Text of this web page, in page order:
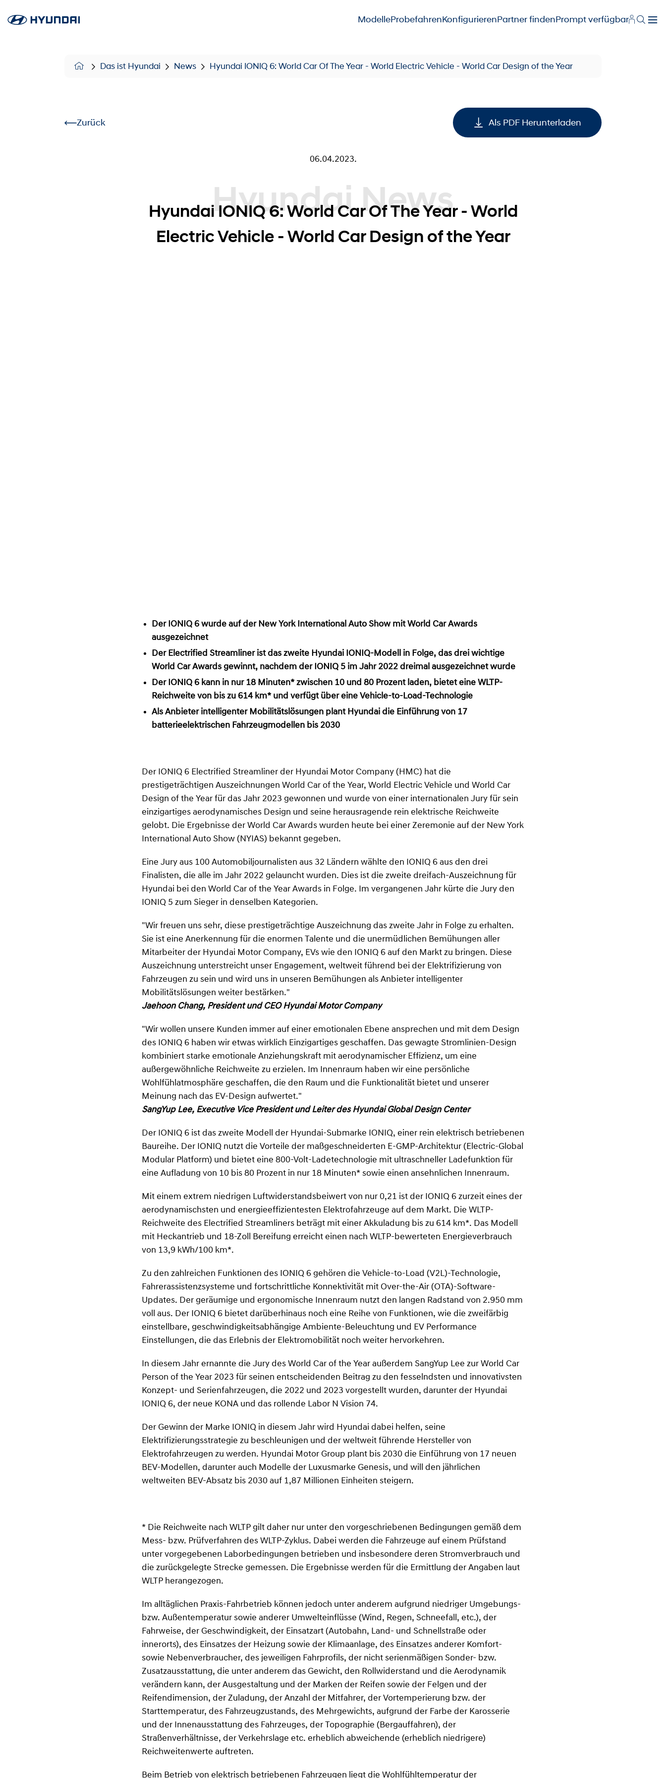
ModelleProbefahrenKonfigurierenPartner findenPrompt verfügbar
Das ist Hyundai News Hyundai IONIQ 6: World Car Of The Year - World Electric Vehicle - World Car Design of the Year
Zurück Als PDF Herunterladen
06.04.2023.
Hyundai News
Hyundai IONIQ 6: World Car Of The Year - World
Electric Vehicle - World Car Design of the Year
Der IONIQ 6 wurde auf der New York International Auto Show mit World Car Awards
ausgezeichnet
Der Electrified Streamliner ist das zweite Hyundai IONIQ-Modell in Folge, das drei wichtige
World Car Awards gewinnt, nachdem der IONIQ 5 im Jahr 2022 dreimal ausgezeichnet wurde
Der IONIQ 6 kann in nur 18 Minuten* zwischen 10 und 80 Prozent laden, bietet eine WLTP-
Reichweite von bis zu 614 km* und verfügt über eine Vehicle-to-Load-Technologie
Als Anbieter intelligenter Mobilitätslösungen plant Hyundai die Einführung von 17
batterieelektrischen Fahrzeugmodellen bis 2030
Der IONIQ 6 Electrified Streamliner der Hyundai Motor Company (HMC) hat die
prestigeträchtigen Auszeichnungen World Car of the Year, World Electric Vehicle und World Car
Design of the Year für das Jahr 2023 gewonnen und wurde von einer internationalen Jury für sein
einzigartiges aerodynamisches Design und seine herausragende rein elektrische Reichweite
gelobt. Die Ergebnisse der World Car Awards wurden heute bei einer Zeremonie auf der New York
International Auto Show (NYIAS) bekannt gegeben.
Eine Jury aus 100 Automobiljournalisten aus 32 Ländern wählte den IONIQ 6 aus den drei
Finalisten, die alle im Jahr 2022 gelauncht wurden. Dies ist die zweite dreifach-Auszeichnung für
Hyundai bei den World Car of the Year Awards in Folge. Im vergangenen Jahr kürte die Jury den
IONIQ 5 zum Sieger in denselben Kategorien.
"Wir freuen uns sehr, diese prestigeträchtige Auszeichnung das zweite Jahr in Folge zu erhalten.
Sie ist eine Anerkennung für die enormen Talente und die unermüdlichen Bemühungen aller
Mitarbeiter der Hyundai Motor Company, EVs wie den IONIQ 6 auf den Markt zu bringen. Diese
Auszeichnung unterstreicht unser Engagement, weltweit führend bei der Elektrifizierung von
Fahrzeugen zu sein und wird uns in unseren Bemühungen als Anbieter intelligenter
Mobilitätslösungen weiter bestärken."
Jaehoon Chang, President und CEO Hyundai Motor Company
"Wir wollen unsere Kunden immer auf einer emotionalen Ebene ansprechen und mit dem Design
des IONIQ 6 haben wir etwas wirklich Einzigartiges geschaffen. Das gewagte Stromlinien-Design
kombiniert starke emotionale Anziehungskraft mit aerodynamischer Effizienz, um eine
außergewöhnliche Reichweite zu erzielen. Im Innenraum haben wir eine persönliche
Wohlfühlatmosphäre geschaffen, die den Raum und die Funktionalität bietet und unserer
Meinung nach das EV-Design aufwertet."
SangYup Lee, Executive Vice President und Leiter des Hyundai Global Design Center
Der IONIQ 6 ist das zweite Modell der Hyundai-Submarke IONIQ, einer rein elektrisch betriebenen
Baureihe. Der IONIQ nutzt die Vorteile der maßgeschneiderten E-GMP-Architektur (Electric-Global
Modular Platform) und bietet eine 800-Volt-Ladetechnologie mit ultraschneller Ladefunktion für
eine Aufladung von 10 bis 80 Prozent in nur 18 Minuten* sowie einen ansehnlichen Innenraum.
Mit einem extrem niedrigen Luftwiderstandsbeiwert von nur 0,21 ist der IONIQ 6 zurzeit eines der
aerodynamischsten und energieeffizientesten Elektrofahrzeuge auf dem Markt. Die WLTP-
Reichweite des Electrified Streamliners beträgt mit einer Akkuladung bis zu 614 km*. Das Modell
mit Heckantrieb und 18-Zoll Bereifung erreicht einen nach WLTP-bewerteten Energieverbrauch
von 13,9 kWh/100 km*.
Zu den zahlreichen Funktionen des IONIQ 6 gehören die Vehicle-to-Load (V2L)-Technologie,
Fahrerassistenzsysteme und fortschrittliche Konnektivität mit Over-the-Air (OTA)-Software-
Updates. Der geräumige und ergonomische Innenraum nutzt den langen Radstand von 2.950 mm
voll aus. Der IONIQ 6 bietet darüberhinaus noch eine Reihe von Funktionen, wie die zweifärbig
einstellbare, geschwindigkeitsabhängige Ambiente-Beleuchtung und EV Performance
Einstellungen, die das Erlebnis der Elektromobilität noch weiter hervorkehren.
In diesem Jahr ernannte die Jury des World Car of the Year außerdem SangYup Lee zur World Car
Person of the Year 2023 für seinen entscheidenden Beitrag zu den fesselndsten und innovativsten
Konzept- und Serienfahrzeugen, die 2022 und 2023 vorgestellt wurden, darunter der Hyundai
IONIQ 6, der neue KONA und das rollende Labor N Vision 74.
Der Gewinn der Marke IONIQ in diesem Jahr wird Hyundai dabei helfen, seine
Elektrifizierungsstrategie zu beschleunigen und der weltweit führende Hersteller von
Elektrofahrzeugen zu werden. Hyundai Motor Group plant bis 2030 die Einführung von 17 neuen
BEV-Modellen, darunter auch Modelle der Luxusmarke Genesis, und will den jährlichen
weltweiten BEV-Absatz bis 2030 auf 1,87 Millionen Einheiten steigern.
* Die Reichweite nach WLTP gilt daher nur unter den vorgeschriebenen Bedingungen gemäß dem
Mess- bzw. Prüfverfahren des WLTP-Zyklus. Dabei werden die Fahrzeuge auf einem Prüfstand
unter vorgegebenen Laborbedingungen betrieben und insbesondere deren Stromverbrauch und
die zurückgelegte Strecke gemessen. Die Ergebnisse werden für die Ermittlung der Angaben laut
WLTP herangezogen.
Im alltäglichen Praxis-Fahrbetrieb können jedoch unter anderem aufgrund niedriger Umgebungs-
bzw. Außentemperatur sowie anderer Umwelteinflüsse (Wind, Regen, Schneefall, etc.), der
Fahrweise, der Geschwindigkeit, der Einsatzart (Autobahn, Land- und Schnellstraße oder
innerorts), des Einsatzes der Heizung sowie der Klimaanlage, des Einsatzes anderer Komfort-
sowie Nebenverbraucher, des jeweiligen Fahrprofils, der nicht serienmäßigen Sonder- bzw.
Zusatzausstattung, die unter anderem das Gewicht, den Rollwiderstand und die Aerodynamik
verändern kann, der Ausgestaltung und der Marken der Reifen sowie der Felgen und der
Reifendimension, der Zuladung, der Anzahl der Mitfahrer, der Vortemperierung bzw. der
Starttemperatur, des Fahrzeugzustands, des Mehrgewichts, aufgrund der Farbe der Karosserie
und der Innenausstattung des Fahrzeuges, der Topographie (Bergauffahren), der
Straßenverhältnisse, der Verkehrslage etc. erheblich abweichende (erheblich niedrigere)
Reichweitenwerte auftreten.
Beim Betrieb von elektrisch betriebenen Fahrzeugen liegt die Wohlfühltemperatur der